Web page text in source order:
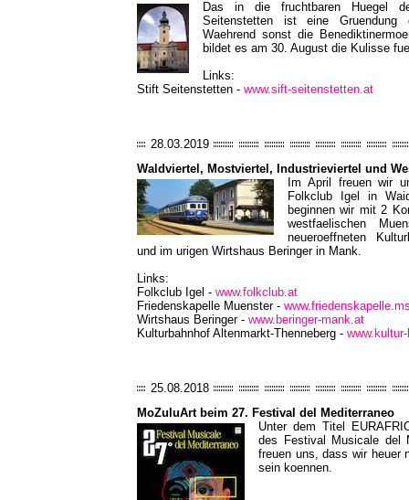
Das in die fruchtbaren Huegel
Seitenstetten ist eine Gruendung
Waehrend sonst die
bildet es am 30. August die Kulisse
Links:
Stift Seitenstetten - www.sift-seitenstetten.at
28.03.2019
Waldviertel, Mostviertel, Industrieviertel und
Im April freuen wir
Folkclub Igel in
beginnen wir mit 2
westfaelischen
neueroeffneten
und im urigen Wirtshaus Beringer in Mank.
Links:
Folkclub Igel - www.folkclub.at
Friedenskapelle Muenster -
Wirtshaus Beringer - www.beringer-mank.at
Kulturbahnhof Altenmarkt-Thenneberg -
25.08.2018
MoZuluArt beim 27. Festival del Mediterraneo
Unter dem Titel
des Festival Musicale del
freuen uns, dass wir heuer
sein koennen.